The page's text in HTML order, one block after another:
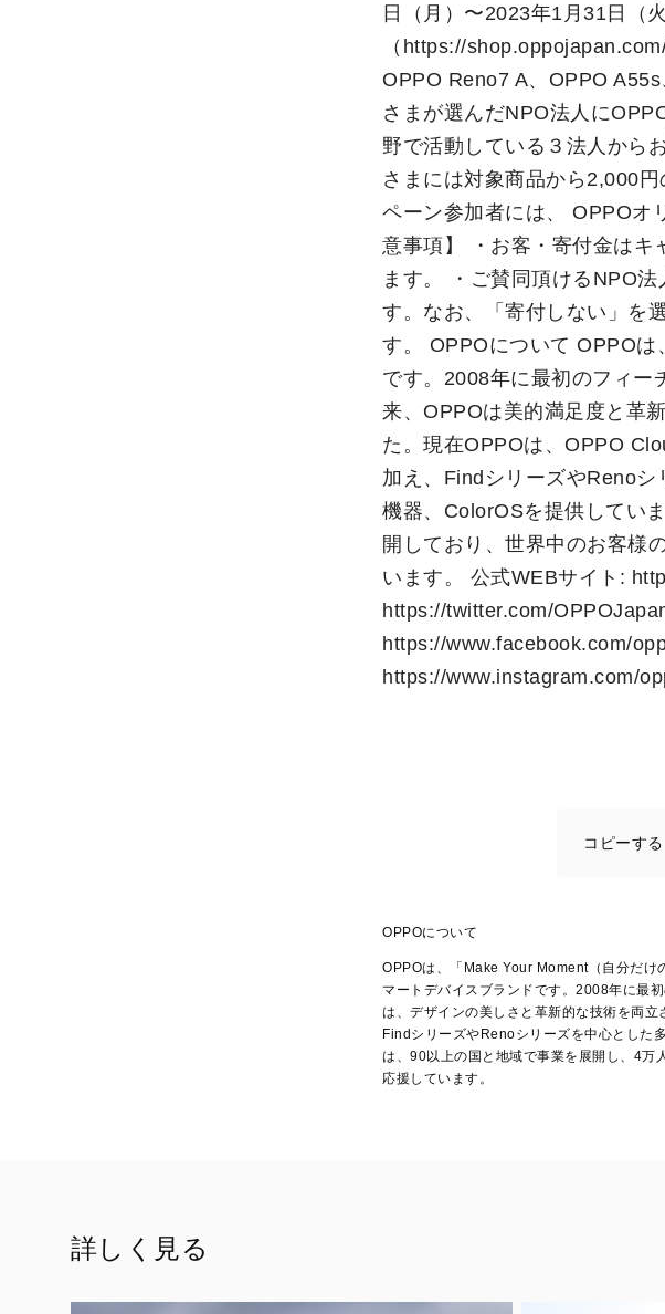
日（月）〜2023年1月31日（
（https://
OPPO Reno7 A、OPPO
さまが選んだNPO法人に
野で活動している３法人から
さまには対象商品から2,000
ペーン参加者には、 OPPOオ
意事項】 ・お客・寄付金はキ
ます。 ・ご賛同頂けるNPO
す。なお、「寄付しない」を
す。 OPPOについて OPPOは
です。2008年に最初のフィー
来、OPPOは美的満足度と革
た。現在OPPOは、OPPO
加え、FindシリーズやReno
機器、ColorOSを提供してい
開しており、世界中のお客様
います。 公式WEBサイト:
https://twitter.com/
https://www.facebook.com/
https://www.instagram.com/
コピーする
OPPOについて
OPPOは、「Make Your Moment（自分だけ
マートデバイスブランドです。2008年に最
は、デザインの美しさと革新的な技術を両立
FindシリーズやRenoシリーズを中心とした
は、90以上の国と地域で事業を展開し、4万
応援しています。
詳しく見る